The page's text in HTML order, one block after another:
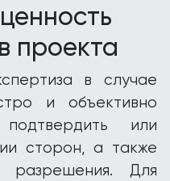
проекта
в случае
и объективно
или
сторон, а также
разрешения. Для